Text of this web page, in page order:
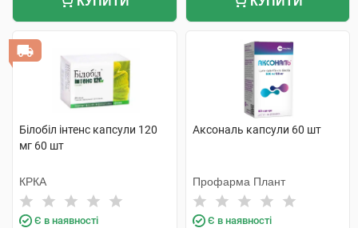
Білобіл інтенс капсули 120
мг 60 шт
КРКА
Є в наявності
Аксональ капсули 60 шт
Профарма Плант
Є в наявності